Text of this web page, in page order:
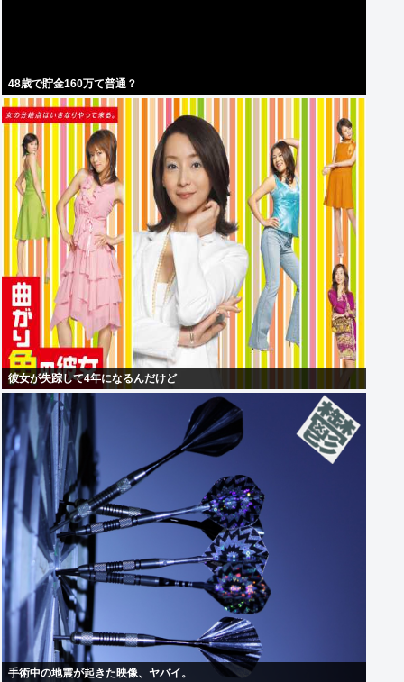
48歳で貯金160万て普通？
彼女が失踪して4年になるんだけど
手術中の地震が起きた映像、ヤバイ。